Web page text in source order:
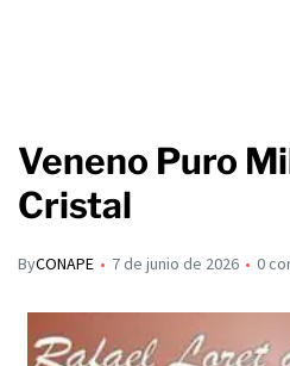
Veneno Puro
Cristal
ByCONAPE 7 de junio de 2026 0